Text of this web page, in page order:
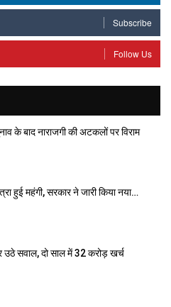
Subscribe
Follow Us
के बाद नाराजगी की अटकलों पर विराम
हुई महंगी, सरकार ने जारी किया नया…
उठे सवाल, दो साल में ₹32 करोड़ खर्च